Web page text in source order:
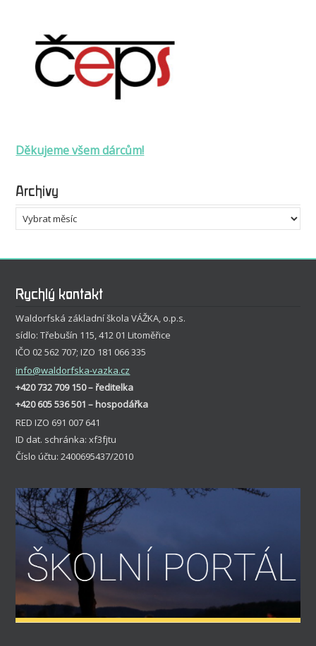
Děkujeme všem dárcům!
Archivy
Archivy
Rychlý kontakt
Waldorfská základní škola VÁŽKA, o.p.s.
sídlo: Třebušín 115, 412 01 Litoměřice
IČO 02 562 707; IZO 181 066 335
info@waldorfska-vazka.cz
+420 732 709 150 – ředitelka
+420 605 536 501 – hospodářka
RED IZO 691 007 641
ID dat. schránka: xf3fjtu
Číslo účtu: 2400695437/2010